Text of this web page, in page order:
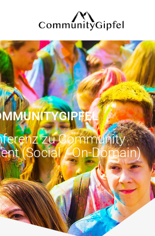
zu Community
(Social / On-Domain)